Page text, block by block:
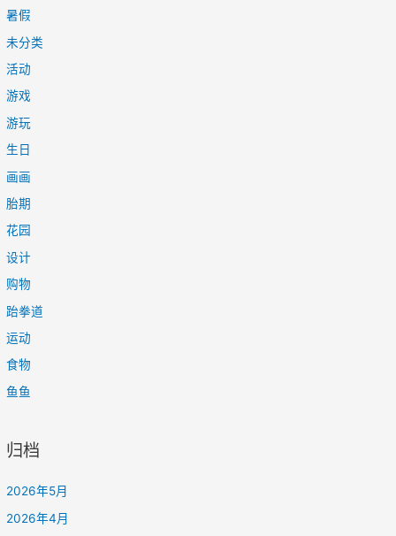
暑假
未分类
活动
游戏
游玩
生日
画画
胎期
花园
设计
购物
跆拳道
运动
食物
鱼鱼
归档
2026年5月
2026年4月